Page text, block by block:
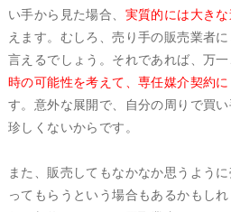
い手から見た場合、 実質的には大き
えます。むしろ、売り手の販売業者
言えるでしょう。それであれば、万一
時の可能性を考えて、専任媒介契約
す。意外な展開で、自分の周りで買
珍しくないからです。
また、販売してもなかなか思うよう
ってもらうという場合もあるかもし